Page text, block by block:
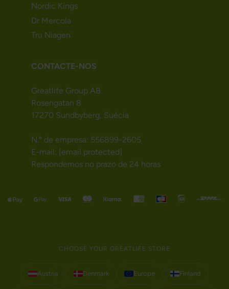
Nordic Kings
Dr Mercola
Tru Niagen
CONTACTE-NOS
Greatlife Group AB
Rosengatan 8
17270 Sundbyberg, Suécia
N.º de empresa: 556899-2605
E-mail: [email protected]
Respondemos no prazo de 24 horas
CHOOSE YOUR GREATLIFE STORE
Austria Denmark Europe Finland